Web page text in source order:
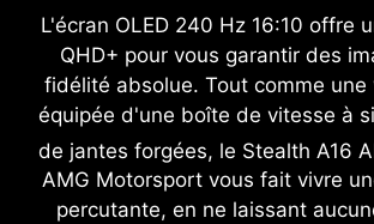
L'écran OLED 240 Hz 16:10 offre
QHD+ pour vous garantir des
fidélité absolue. Tout comme une
équipée d'une boîte de vitesse à
de jantes forgées, le Stealth A16
AMG Motorsport vous fait vivre
percutante, en ne laissant